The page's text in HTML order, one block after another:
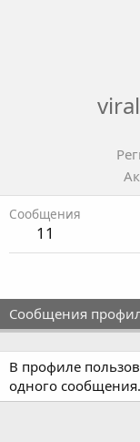
Сообщения
11
Сообщения
В профиле
одного сообщения.